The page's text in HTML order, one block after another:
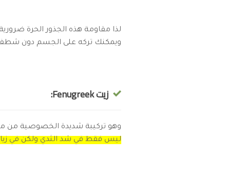
لذا مقاومة هذه الجذور الحرة ضرورية
ويمكنك تركه على الجسم دون
زيت Fenugreek:
وهو تركيبة شديدة الخصوصية من
ليس فقط في شد الثدي ولكن في